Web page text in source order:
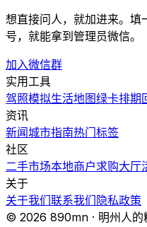
想直接问人，就加进来。
号，就能拿到管理员微信。
加入微信群
实用工具
驾照模拟生活地图绿卡排期
资讯
新闻城市指南热门标签
社区
二手市场本地商户求购大厅
关于
关于我们联系我们 隐私政策
© 2026 890mn · 明州人的